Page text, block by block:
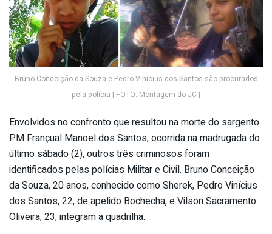
Bruno Conceição da Souza e Pedro Vinícius dos Santos são procurados
pela polícia | FOTO: Montagem do JC |
Envolvidos no confronto que resultou na morte do sargento
PM Françual Manoel dos Santos, ocorrida na madrugada do
último sábado (2), outros três criminosos foram
identificados pelas polícias Militar e Civil. Bruno Conceição
da Souza, 20 anos, conhecido como Sherek, Pedro Vinícius
dos Santos, 22, de apelido Bochecha, e Vilson Sacramento
Oliveira, 23, integram a quadrilha.